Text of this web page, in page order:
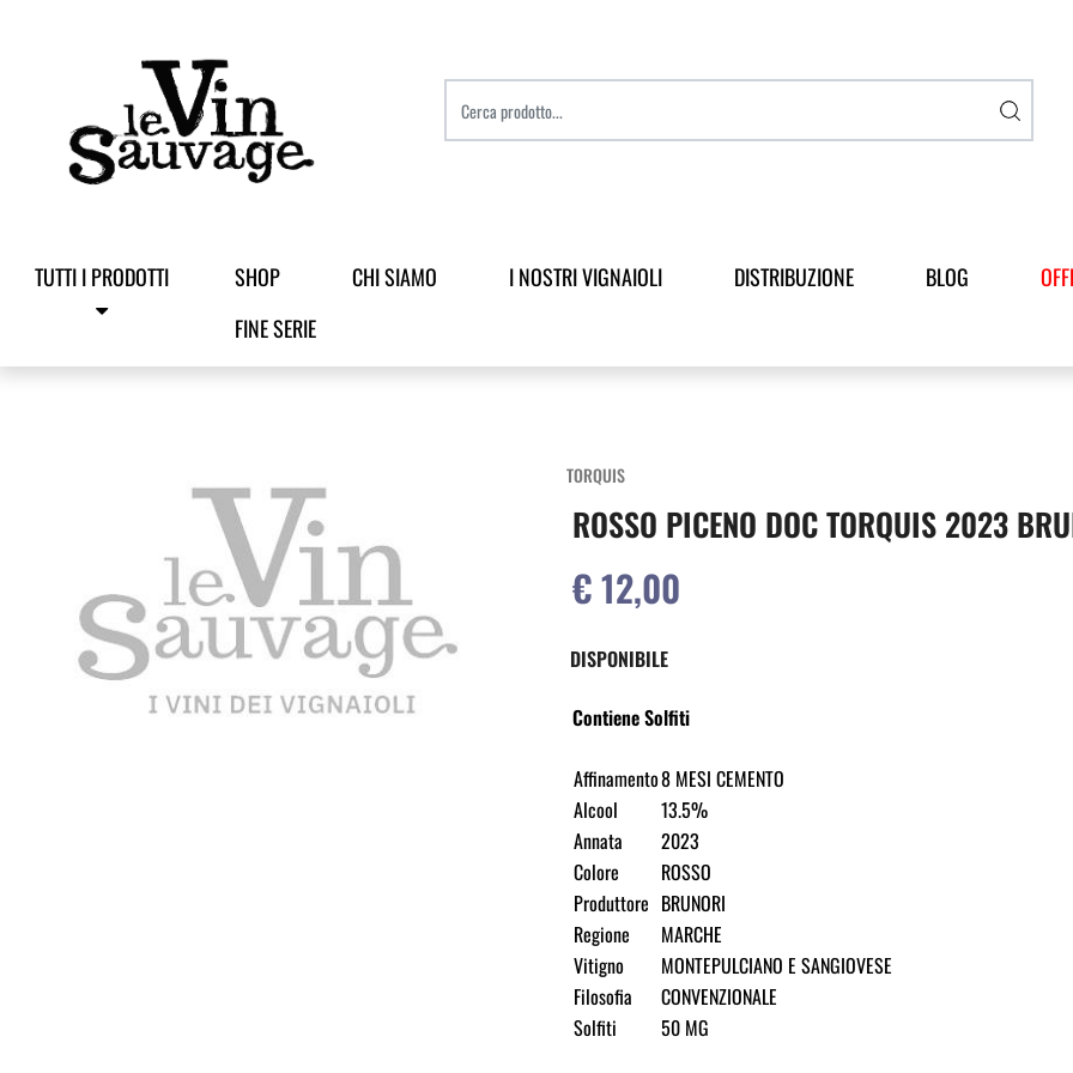
TUTTI I PRODOTTI SHOP CHI SIAMO I NOSTRI VIGNAIOLI DISTRIBUZIONE BLOG
FINE SERIE
TORQUIS
ROSSO PICENO DOC TORQUIS 2023
€ 12,00
DISPONIBILE
Contiene Solfiti
Affinamento8 MESI CEMENTO
Alcool
13.5%
Annata
2023
Colore
ROSSO
Produttore BRUNORI
Regione
MARCHE
Vitigno
MONTEPULCIANO E SANGIOVESE
Filosofia
CONVENZIONALE
Solfiti
50 MG